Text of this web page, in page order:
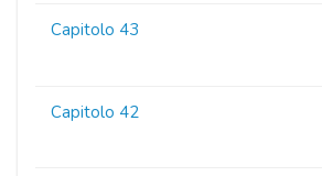
Capitolo 43
Capitolo 42